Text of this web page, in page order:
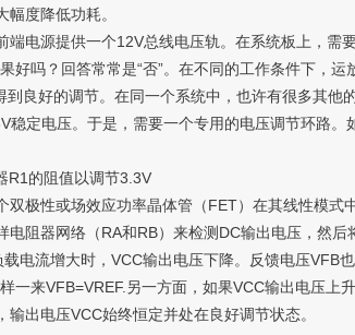
度降低功耗。
源提供一个12V总线电压轨。在系统板上，需
好吗？回答常常是“否”。在不同的工作条件下，
良好的调节。在同一个系统中，也许有很多其
定电压。于是，需要一个专用的电压调节环路
的阻值以调节3.3V
性或场效应功率晶体管（FET）在其线性模式
阻器网络（RA和RB）来检测DC输出电压，然
电流增大时，VCC输出电压下降。反馈电压
一来VFB=VREF.另一方面，如果VCC输出电压
出电压VCC始终恒定并处在良好调节状态。